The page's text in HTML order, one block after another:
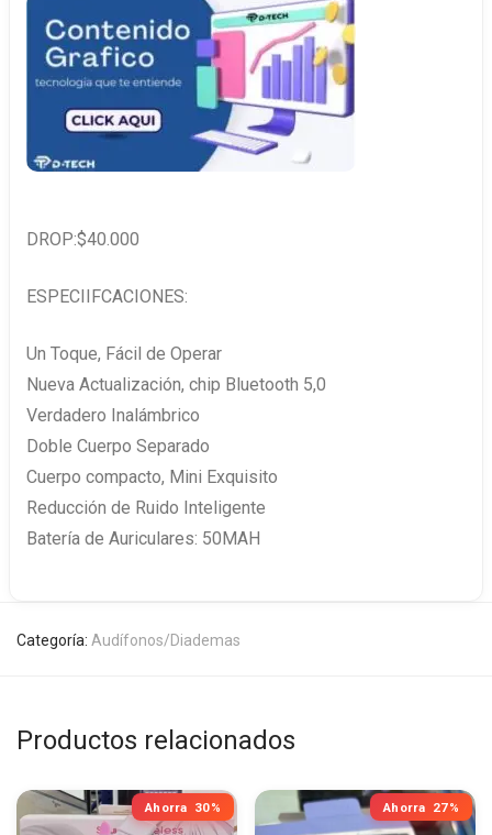
DROP:$40.000
ESPECIIFCACIONES:
Un Toque, Fácil de Operar
Nueva Actualización, chip Bluetooth 5,0
Verdadero Inalámbrico
Doble Cuerpo Separado
Cuerpo compacto, Mini Exquisito
Reducción de Ruido Inteligente
Batería de Auriculares: 50MAH
Categoría: Audífonos/Diademas
Productos relacionados
Ahorra 30% Ahorra 27%